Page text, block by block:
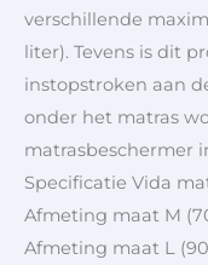
verschillende
liter). Tevens is dit
instopstroken aan
onder het matras
matrasbeschermer
Specificatie Vida
Afmeting maat M
Afmeting maat L